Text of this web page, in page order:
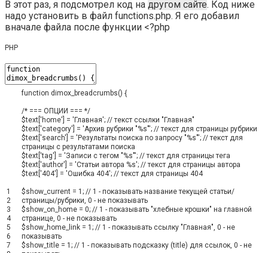
В этот раз, я подсмотрел код на другом сайте. Код ниже
надо установить в файл functions.php. Я его добавил
вначале файла после функции <?php
PHP
1
2
3
4
5
6
7
function dimox_breadcrumbs() {
/* === ОПЦИИ === */
$text 'home' = 'Главная'; // текст ссылки "Главная"
$text 'category' = 'Архив рубрики "%s"'; // текст для страницы рубрики
$text 'search' = 'Результаты поиска по запросу "%s"'; // текст для
страницы с результатами поиска
$text 'tag' = 'Записи с тегом "%s"'; // текст для страницы тега
$text 'author' = 'Статьи автора %s'; // текст для страницы автора
$text '404' = 'Ошибка 404'; // текст для страницы 404
$show_current = 1 ; // 1 - показывать название текущей статьи/
страницы/рубрики, 0 - не показывать
$show_on_home = 0; // 1 - показывать "хлебные крошки" на главной
странице, 0 - не показывать
$show_home_link = 1 ; // 1 - показывать ссылку "Главная", 0 - не
показывать
$show_title = 1 ; // 1 - показывать подсказку (title) для ссылок, 0 - не